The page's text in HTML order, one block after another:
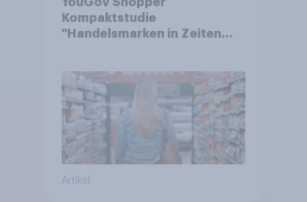
Kompaktstudie
"Handelsmarken in Zeiten
Artikel